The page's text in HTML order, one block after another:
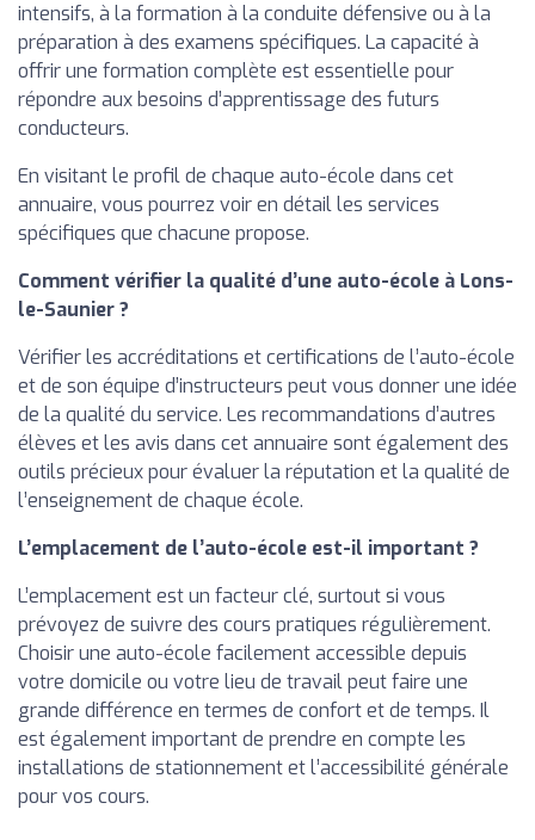
intensifs, à la formation à la conduite défensive ou à la
préparation à des examens spécifiques. La capacité à
offrir une formation complète est essentielle pour
répondre aux besoins d’apprentissage des futurs
conducteurs.
En visitant le profil de chaque auto-école dans cet
annuaire, vous pourrez voir en détail les services
spécifiques que chacune propose.
Comment vérifier la qualité d’une auto-école à Lons-
le-Saunier ?
Vérifier les accréditations et certifications de l’auto-école
et de son équipe d’instructeurs peut vous donner une idée
de la qualité du service. Les recommandations d’autres
élèves et les avis dans cet annuaire sont également des
outils précieux pour évaluer la réputation et la qualité de
l’enseignement de chaque école.
L’emplacement de l’auto-école est-il important ?
L’emplacement est un facteur clé, surtout si vous
prévoyez de suivre des cours pratiques régulièrement.
Choisir une auto-école facilement accessible depuis
votre domicile ou votre lieu de travail peut faire une
grande différence en termes de confort et de temps. Il
est également important de prendre en compte les
installations de stationnement et l’accessibilité générale
pour vos cours.